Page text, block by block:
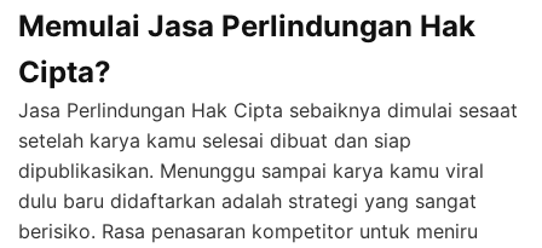
Memulai Jasa Perlindungan Hak
Cipta?
Jasa Perlindungan Hak Cipta sebaiknya dimulai sesaat
setelah karya kamu selesai dibuat dan siap
dipublikasikan. Menunggu sampai karya kamu viral
dulu baru didaftarkan adalah strategi yang sangat
berisiko. Rasa penasaran kompetitor untuk meniru